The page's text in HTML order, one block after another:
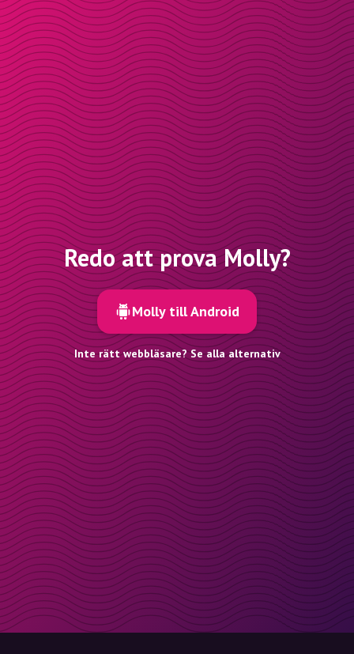
Redo att prova Molly?
Molly till Android
Inte rätt webbläsare? Se alla alternativ